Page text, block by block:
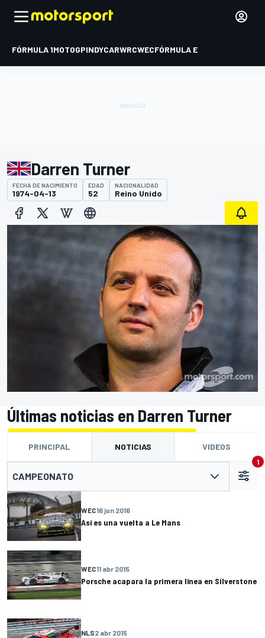
FÓRMULA 1MOTOGPINDYCARWRCWECFÓRMULA E
Darren Turner
FECHA DE NACIMIENTO
1974-04-13
EDAD
52
NACIONALIDAD
Reino Unido
Últimas noticias en Darren Turner
PRINCIPAL NOTICIAS VIDEOS
CAMPEONATO
1
WEC16 jun 2016
Así es una vuelta a Le Mans
WEC11 abr 2015
Porsche acapara la primera línea en Silverstone
NLS2 abr 2015